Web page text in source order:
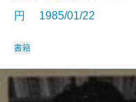
円 1985/01/22
書籍